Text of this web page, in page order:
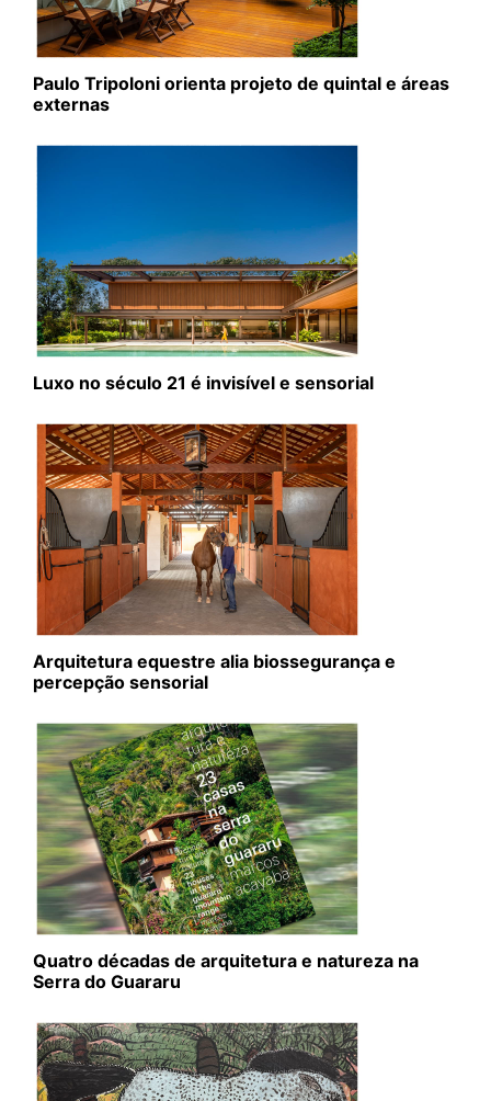
Paulo Tripoloni orienta projeto de quintal e áreas
externas
Luxo no século 21 é invisível e sensorial
Arquitetura equestre alia biossegurança e
percepção sensorial
Quatro décadas de arquitetura e natureza na
Serra do Guararu